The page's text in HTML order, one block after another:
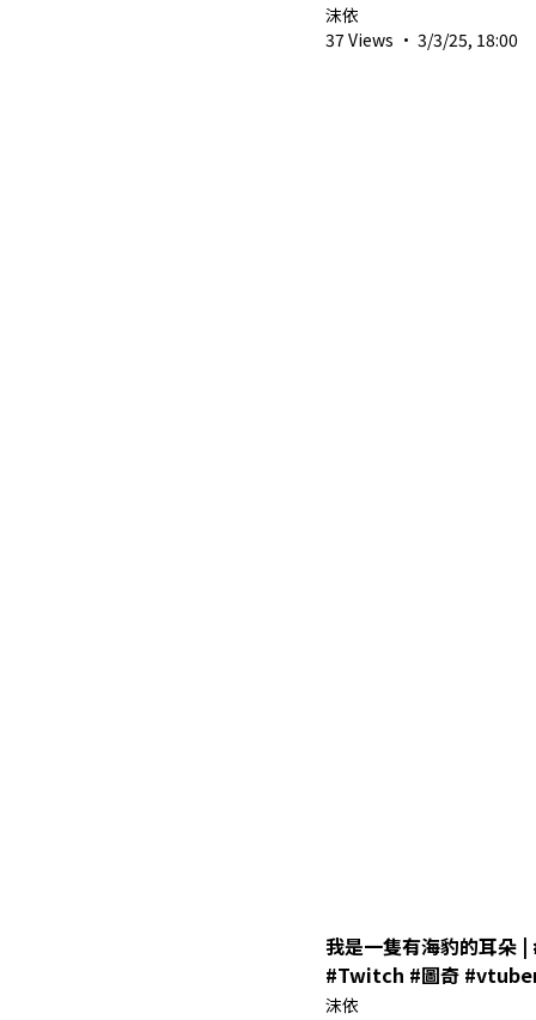
沫依
37 Views · 3/3/25, 18:00
我是一隻有海豹的耳朵
#Twitch #圖奇 #vtuber
#twitchstreamer
沫依